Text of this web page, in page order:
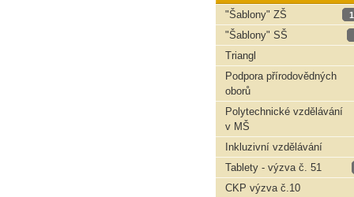
"Šablony" ZŠ
"Šablony" SŠ
Triangl
Podpora přírodovědných
oborů
Polytechnické vzdělávání
v MŠ
Inkluzivní vzdělávání
Tablety - výzva č. 51
CKP výzva č.10